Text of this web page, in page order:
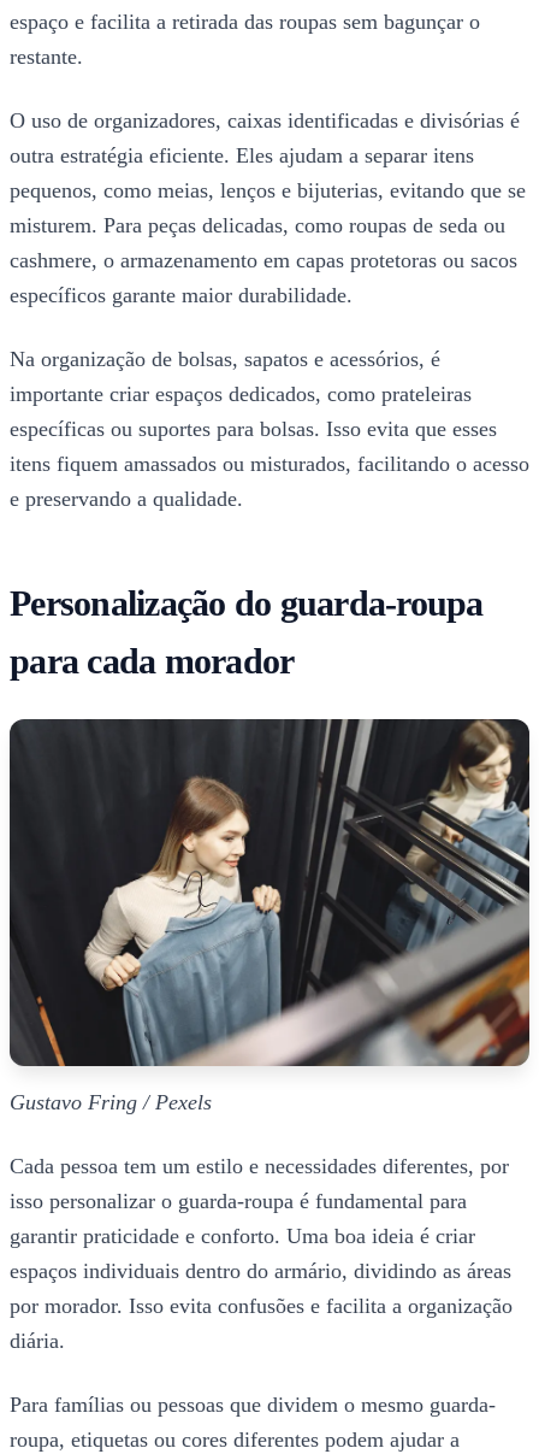
espaço e facilita a retirada das roupas sem bagunçar o
restante.
O uso de organizadores, caixas identificadas e divisórias é
outra estratégia eficiente. Eles ajudam a separar itens
pequenos, como meias, lenços e bijuterias, evitando que se
misturem. Para peças delicadas, como roupas de seda ou
cashmere, o armazenamento em capas protetoras ou sacos
específicos garante maior durabilidade.
Na organização de bolsas, sapatos e acessórios, é
importante criar espaços dedicados, como prateleiras
específicas ou suportes para bolsas. Isso evita que esses
itens fiquem amassados ou misturados, facilitando o acesso
e preservando a qualidade.
Personalização do guarda-roupa
para cada morador
Gustavo Fring / Pexels
Cada pessoa tem um estilo e necessidades diferentes, por
isso personalizar o guarda-roupa é fundamental para
garantir praticidade e conforto. Uma boa ideia é criar
espaços individuais dentro do armário, dividindo as áreas
por morador. Isso evita confusões e facilita a organização
diária.
Para famílias ou pessoas que dividem o mesmo guarda-
roupa, etiquetas ou cores diferentes podem ajudar a